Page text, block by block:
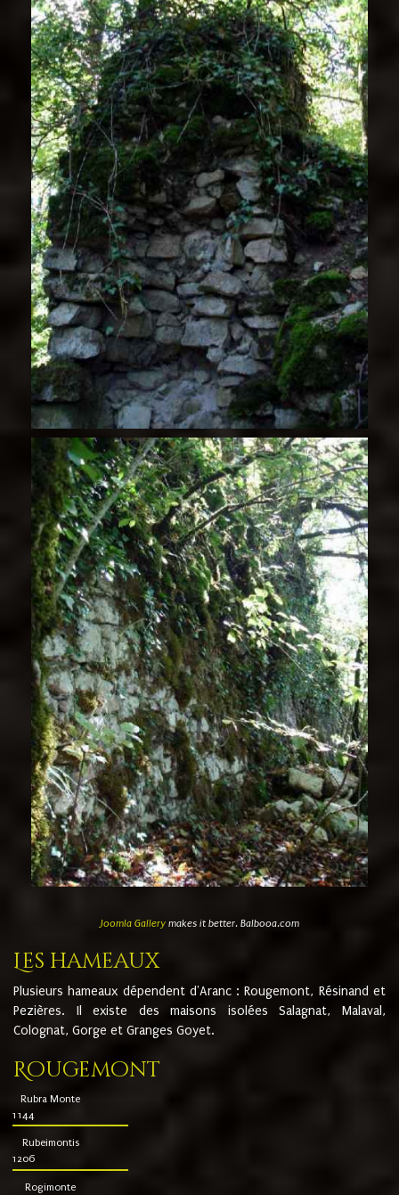
Joomla Gallerymakes it better. Balbooa.com
Les hameaux
Plusieurs hameaux dépendent d'Aranc : Rougemont, Résinand et
Pezières. Il existe des maisons isolées Salagnat, Malaval,
Colognat, Gorge et Granges Goyet.
Rougemont
Rubra Monte
1144
Rubeimontis
1206
Rogimonte